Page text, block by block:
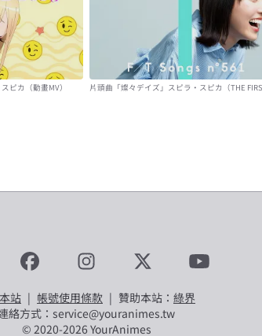
ピカ（動畫MV）
片頭曲「燦々デイズ」スピラ・スピカ（THE
站 | 帳號使用條款 | 贊助本站： 綠界
絡方式：service@youranimes.tw
© 2020-2026 YourAnimes